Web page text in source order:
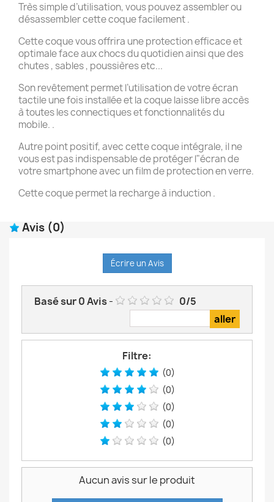
Très simple d’utilisation, vous pouvez assembler ou
désassembler cette coque facilement .
Cette coque vous offrira une protection efficace et
optimale face aux chocs du quotidien ainsi que des
chutes , sables , poussières etc...
Son revêtement permet l’utilisation de votre écran
tactile une fois installée et la coque laisse libre accès
à toutes les connectiques et fonctionnalités du
mobile. .
Autre point positif, avec cette coque intégrale, il ne
vous est pas indispensable de protéger l"écran de
votre smartphone avec un film de protection en verre.
Cette coque permet la recharge à induction .
Avis (0)
Écrire un Avis
Basé sur0Avis- 0/5
Filtre:
(0)
(0)
(0)
(0)
(0)
Aucun avis sur le produit